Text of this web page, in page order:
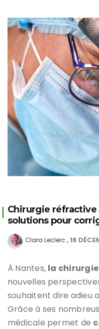
Chirurgie réfractive
solutions pour
Clara Leclerc 16
À Nantes, la
nouvelles
souhaitent dire adieu
Grâce à ses
médicale permet de